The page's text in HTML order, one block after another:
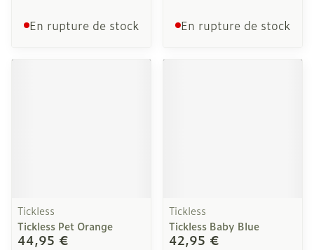
En rupture de stock En rupture de stock
Tickless
Tickless Pet Orange
44,95 €
Tickless
Tickless Baby Blue
42,95 €